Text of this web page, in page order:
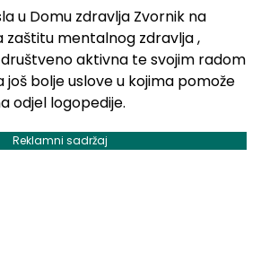
u Domu zdravlja Zvornik na
zaštitu mentalnog zdravlja ,
aktivna te svojim radom
bolje uslove u kojima pomože
odjel logopedije.
Reklamni sadržaj